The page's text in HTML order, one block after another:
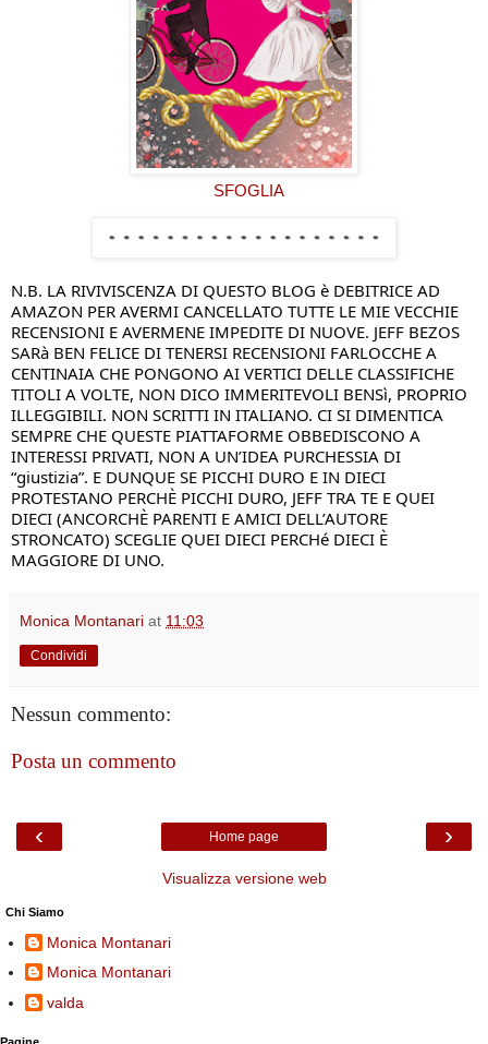
SFOGLIA
N.B. LA RIVIVISCENZA DI QUESTO BLOG è DEBITRICE AD
AMAZON PER AVERMI CANCELLATO TUTTE LE MIE VECCHIE
RECENSIONI E AVERMENE IMPEDITE DI NUOVE. JEFF BEZOS
SARà BEN FELICE DI TENERSI RECENSIONI FARLOCCHE A
CENTINAIA CHE PONGONO AI VERTICI DELLE CLASSIFICHE
TITOLI A VOLTE, NON DICO IMMERITEVOLI BENSì, PROPRIO
ILLEGGIBILI. NON SCRITTI IN ITALIANO. CI SI DIMENTICA
SEMPRE CHE QUESTE PIATTAFORME OBBEDISCONO A
INTERESSI PRIVATI, NON A UN’IDEA PURCHESSIA DI
“giustizia”. E DUNQUE SE PICCHI DURO E IN DIECI
PROTESTANO PERCHÈ PICCHI DURO, JEFF TRA TE E QUEI
DIECI (ANCORCHÈ PARENTI E AMICI DELL’AUTORE
STRONCATO) SCEGLIE QUEI DIECI PERCHé DIECI È
MAGGIORE DI UNO.
Monica Montanari at 11:03
Condividi
Nessun commento:
Posta un commento
‹ ›
Home page
Visualizza versione web
Chi Siamo
Monica Montanari
Monica Montanari
valda